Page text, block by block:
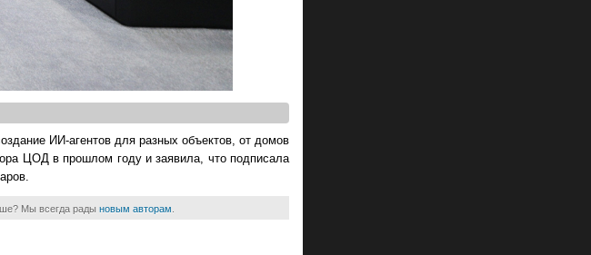
ИИ-агентов для разных объектов, от домов
ЦОД в прошлом году и заявила, что подписала
Мы всегда рады новым авторам